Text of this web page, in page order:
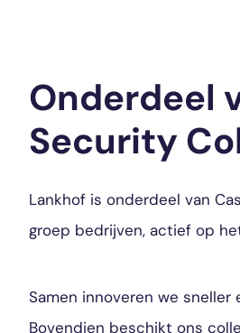
Onderdeel
Security
Lankhof is onderdeel van
groep bedrijven, actief op
Samen innoveren we sneller
Bovendien beschikt ons